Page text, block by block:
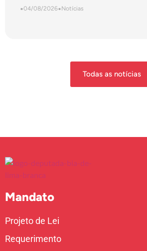
•04/08/2026•Notícias
Todas as notícias
Mandato
Projeto de Lei
Requerimento